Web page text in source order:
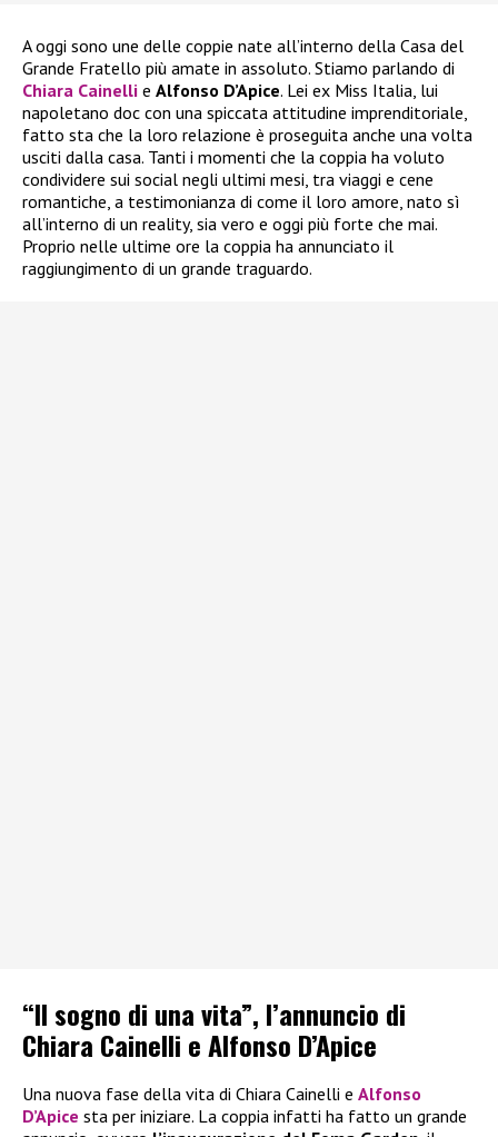
A oggi sono une delle coppie nate all’interno della Casa del
Grande Fratello più amate in assoluto. Stiamo parlando di
Chiara Cainelli e Alfonso D’Apice. Lei ex Miss Italia, lui
napoletano doc con una spiccata attitudine imprenditoriale,
fatto sta che la loro relazione è proseguita anche una volta
usciti dalla casa. Tanti i momenti che la coppia ha voluto
condividere sui social negli ultimi mesi, tra viaggi e cene
romantiche, a testimonianza di come il loro amore, nato sì
all’interno di un reality, sia vero e oggi più forte che mai.
Proprio nelle ultime ore la coppia ha annunciato il
raggiungimento di un grande traguardo.
“Il sogno di una vita”, l’annuncio di
Chiara Cainelli e Alfonso D’Apice
Una nuova fase della vita di Chiara Cainelli e Alfonso
D’Apice sta per iniziare. La coppia infatti ha fatto un grande